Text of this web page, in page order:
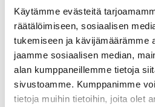
Käytämme evästeitä
räätälöimiseen, sosiaalisen
tukemiseen ja kävijämäärämme
jaamme sosiaalisen median,
alan kumppaneillemme tietoja
sivustoamme. Kumppanimme
tietoja muihin tietoihin, joita olet
Sökord
Sida